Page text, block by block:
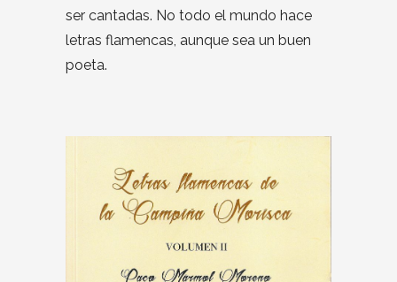
ser cantadas. No todo el mundo hace
letras flamencas, aunque sea un buen
poeta.